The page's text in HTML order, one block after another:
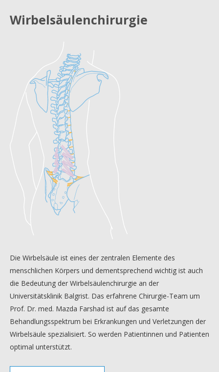
Wirbelsäulenchirurgie
Die Wirbelsäule ist eines der zentralen Elemente des
menschlichen Körpers und dementsprechend wichtig ist auch
die Bedeutung der Wirbelsäulenchirurgie an der
Universitätsklinik Balgrist. Das erfahrene Chirurgie-Team um
Prof. Dr. med. Mazda Farshad ist auf das gesamte
Behandlungsspektrum bei Erkrankungen und Verletzungen der
Wirbelsäule spezialisiert. So werden Patientinnen und Patienten
optimal unterstützt.